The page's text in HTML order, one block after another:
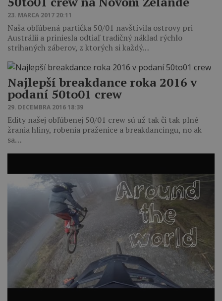
23. MARCA 2017 20:11
Naša obľúbená partička 50/01 navštívila ostrovy pri
Austrálii a priniesla odtiaľ tradičný náklad rýchlo
strihaných záberov, z ktorých si každý…
Najlepší breakdance roka 2016 v
podaní 50to01 crew
29. DECEMBRA 2016 18:39
Edity našej obľúbenej 50/01 crew sú už tak či tak plné
žrania hliny, robenia praženice a breakdancingu, no ak
sa…